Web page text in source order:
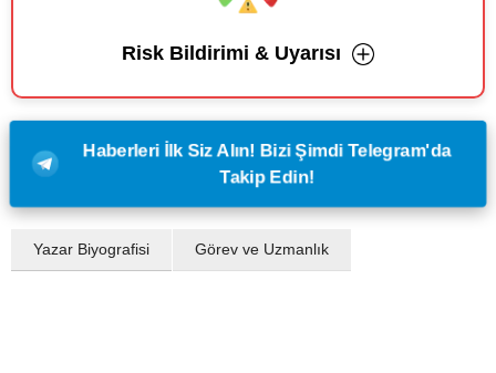
Risk Bildirimi & Uyarısı
Haberleri İlk Siz Alın! Bizi Şimdi Telegram'da
Takip Edin!
Yazar Biyografisi Görev ve Uzmanlık